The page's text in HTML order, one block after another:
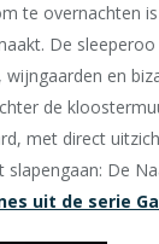
te overnachten
De
wijngaarden en
de
met direct
De
uit de serie